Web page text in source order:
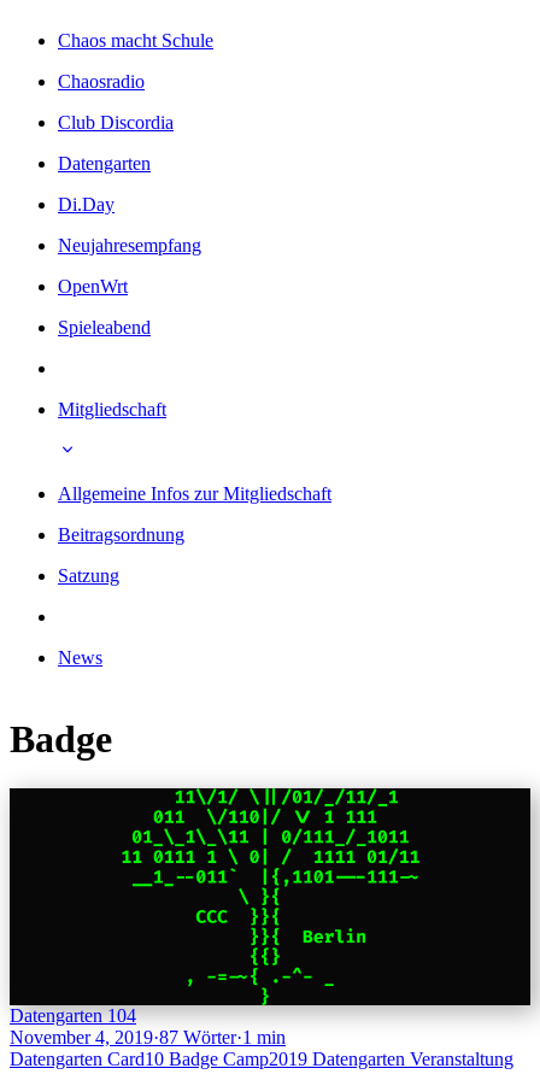
Chaos macht Schule
Chaosradio
Club Discordia
Datengarten
Di.Day
Neujahresempfang
OpenWrt
Spieleabend
Mitgliedschaft
Allgemeine Infos zur Mitgliedschaft
Beitragsordnung
Satzung
News
Badge
Datengarten 104
November 4, 2019·87 Wörter·1 min
Datengarten Card10 Badge Camp2019 Datengarten Veranstaltung